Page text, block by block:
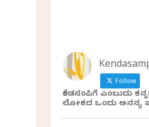
Follow
ಕೆಂಡಸಂಪಿಗೆ ಎಂಬುದು
ಲೋಕದ ಒಂದು ಅನನ್ಯ